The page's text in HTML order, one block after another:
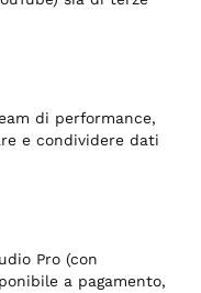
di performance,
e condividere dati
Pro (con
a pagamento,